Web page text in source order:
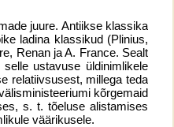
juure. Antiikse klassika
ladina klassikud (Plinius,
Renan ja A. France. Sealt
ustavuse üldinimlikele
relatiivsusest, millega teda
kõrgemaid
s. t. tõeluse alistamises
väärikusele.